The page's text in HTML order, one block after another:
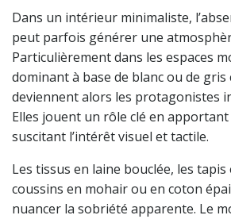
Dans un intérieur minimaliste,
peut parfois générer une
Particulièrement dans les espaces
dominant à base de blanc ou de
deviennent alors les protagonistes
Elles jouent un rôle clé en
suscitant l’intérêt visuel et tactile.
Les tissus en laine bouclée, les
coussins en mohair ou en coton
nuancer la sobriété apparente. Le